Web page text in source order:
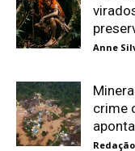
Anne
crime